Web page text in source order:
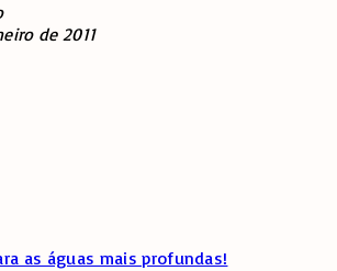
de 2011
as águas mais profundas!